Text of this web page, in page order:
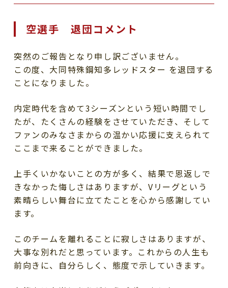
空選手 退団コメント
突然のご報告となり申し訳ございません。
この度、大同特殊鋼知多レッドスター を退団する
ことになりました。
内定時代を含めて3シーズンという短い時間でし
たが、たくさんの経験をさせていただき、そして
ファンのみなさまからの温かい応援に支えられて
ここまで来ることができました。
上手くいかないことの方が多く、結果で恩返しで
きなかった悔しさはありますが、Vリーグという
素晴らしい舞台に立てたことを心から感謝してい
ます。
このチームを離れることに寂しさはありますが、
大事な別れだと思っています。これからの人生も
前向きに、自分らしく、態度で示していきます。